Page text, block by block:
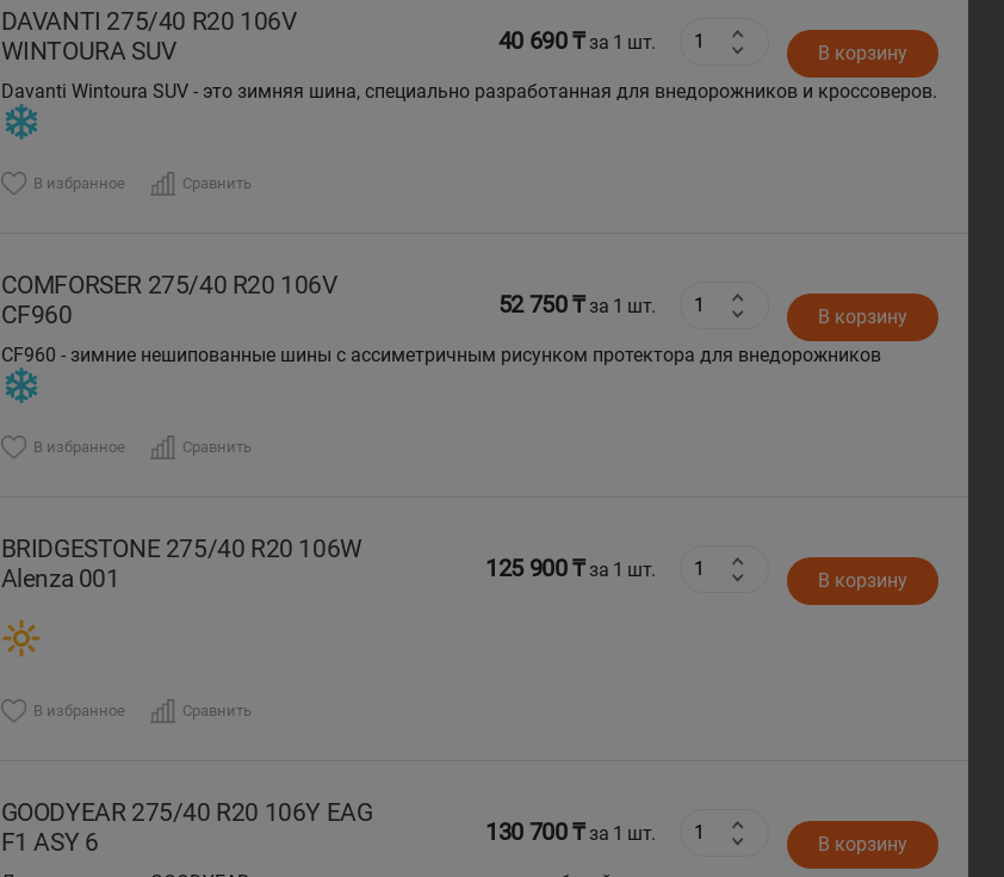
DAVANTI 275/40 R20 106V
WINTOURA SUV
40 690 ₸за 1 шт.
В корзину
Davanti Wintoura SUV - это зимняя шина, специально разработанная для внедорожников и кроссоверов.
В избранное Сравнить
COMFORSER 275/40 R20 106V
CF960
52 750 ₸за 1 шт.
В корзину
CF960 - зимние нешипованные шины с ассиметричным рисунком протектора для внедорожников
В избранное Сравнить
BRIDGESTONE 275/40 R20 106W
Alenza 001
125 900 ₸за 1 шт. В корзину
В избранное Сравнить
GOODYEAR 275/40 R20 106Y EAG
F1 ASY 6
130 700 ₸за 1 шт.
В корзину